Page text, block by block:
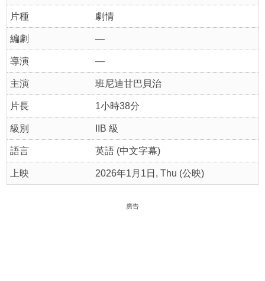
片種 劇情
編劇 —
導演 —
主演 班尼迪甘巴貝治
片長 1小時38分
級別 IIB 級
語言 英語 (中文字幕)
上映 2026年1月1日, Thu (公映)
廣告